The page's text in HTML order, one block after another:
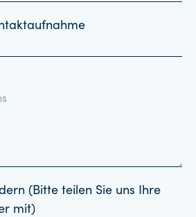
(Bitte teilen Sie uns Ihre
mit)